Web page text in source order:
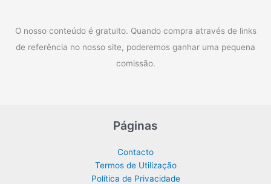
O nosso conteúdo é gratuito. Quando compra através de links
de referência no nosso site, poderemos ganhar uma pequena
comissão.
Páginas
Contacto
Termos de Utilização
Política de Privacidade